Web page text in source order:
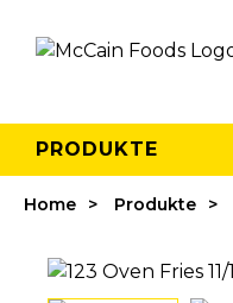
PRODUKTE
Home Produkte